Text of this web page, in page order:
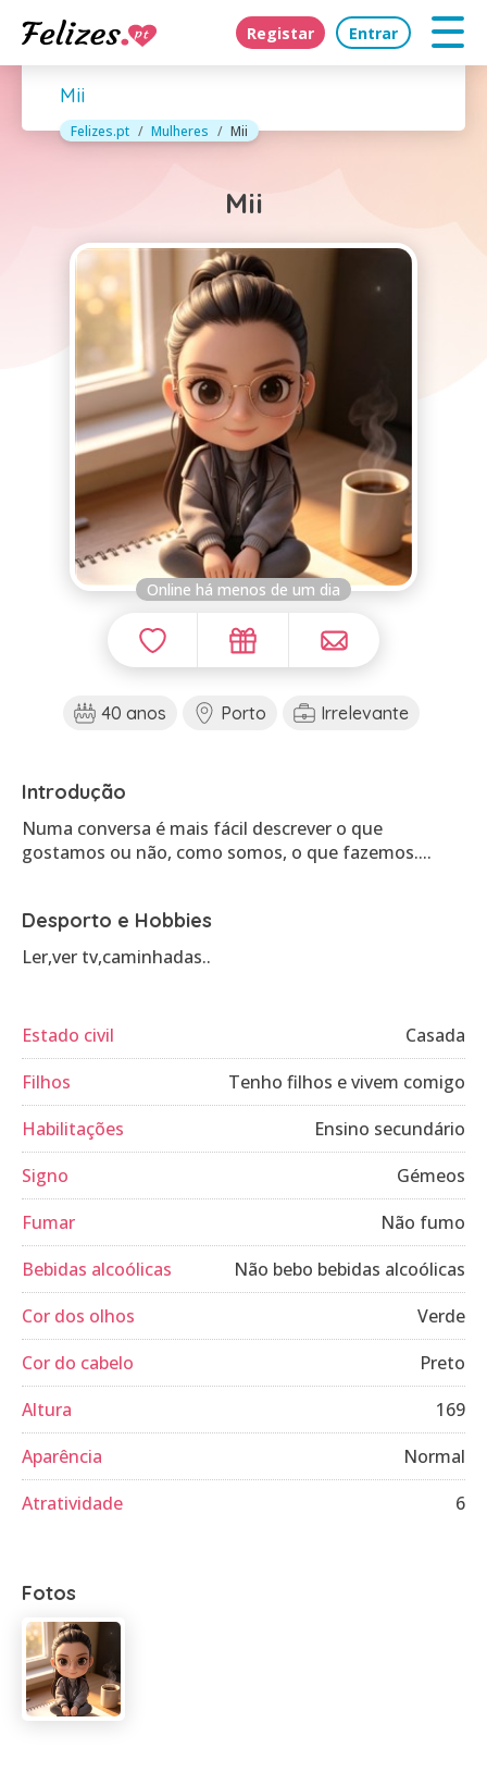
Registar Entrar
Mii
Felizes.pt Mulheres Mii
Mii
Online há menos de um dia
40 anos Porto Irrelevante
Introdução
Numa conversa é mais fácil descrever o que
Desporto e Hobbies
Ler,ver tv,caminhadas..
Estado civil
Casada
Filhos
Tenho filhos e vivem comigo
Habilitações
Ensino secundário
Signo
Gémeos
Fumar
Não fumo
Bebidas alcoólicas
Não bebo bebidas alcoólicas
Cor dos olhos
Verde
Cor do cabelo
Preto
Altura
169
Aparência
Normal
Atratividade
6
Fotos